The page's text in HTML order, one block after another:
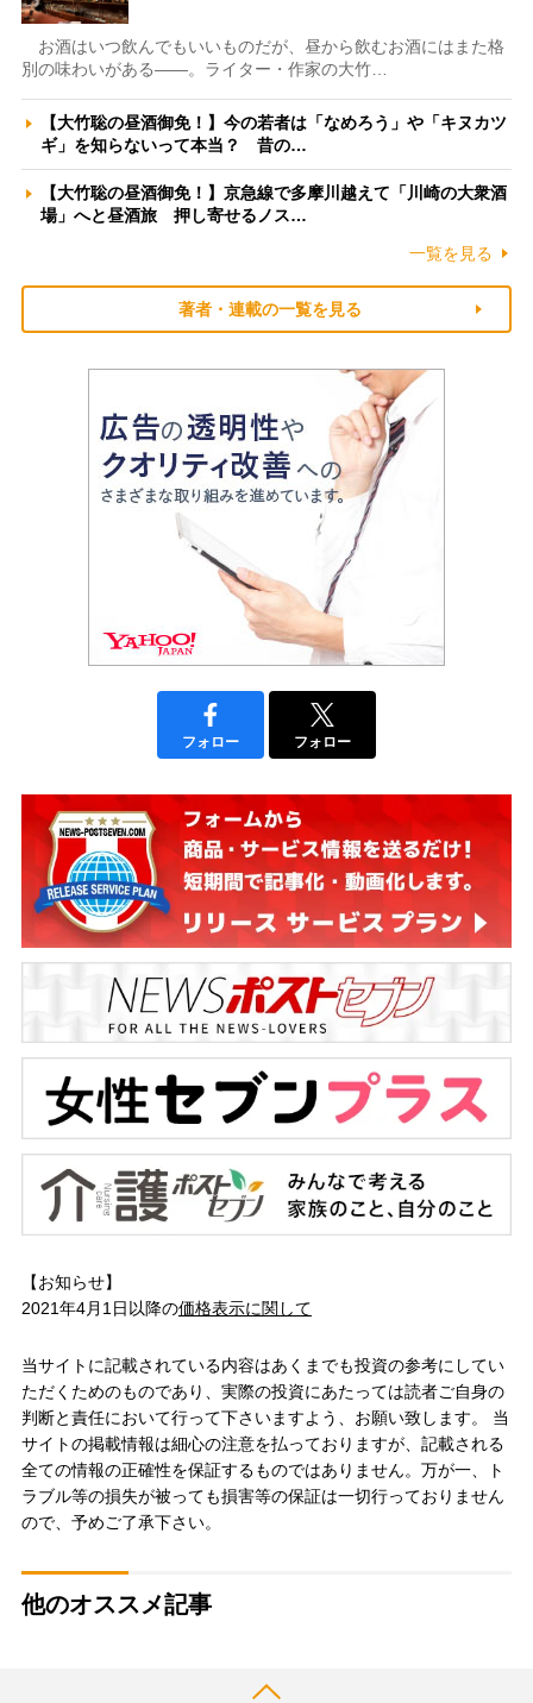
お酒はいつ飲んでもいいものだが、昼から飲むお酒にはまた格
別の味わいがある――。ライター・作家の大竹…
【大竹聡の昼酒御免！】今の若者は「なめろう」や「キヌカツ
ギ」を知らないって本当？ 昔の…
【大竹聡の昼酒御免！】京急線で多摩川越えて「川崎の大衆酒
場」へと昼酒旅 押し寄せるノス…
一覧を見る
著者・連載の一覧を見る
フォロー フォロー
【お知らせ】
2021年4月1日以降の価格表示に関して
当サイトに記載されている内容はあくまでも投資の参考にしてい
ただくためのものであり、実際の投資にあたっては読者ご自身の
判断と責任において行って下さいますよう、お願い致します。 当
サイトの掲載情報は細心の注意を払っておりますが、記載される
全ての情報の正確性を保証するものではありません。万が一、ト
ラブル等の損失が被っても損害等の保証は一切行っておりません
ので、予めご了承下さい。
他のオススメ記事